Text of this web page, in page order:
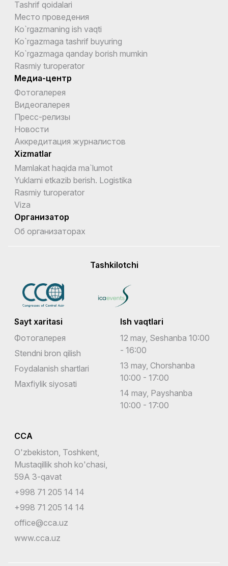
Tashrif qoidalari
Место проведения
Ko`rgazmaning ish vaqti
Ko`rgazmaga tashrif buyuring
Ko`rgazmaga qanday borish mumkin
Rasmiy turoperator
Медиа-центр
Фотогалерея
Видеогалерея
Пресс-релизы
Новости
Аккредитация журналистов
Xizmatlar
Mamlakat haqida ma`lumot
Yuklarni etkazib berish. Logistika
Rasmiy turoperator
Viza
Организатор
Об организаторах
Tashkilotchi
Sayt xaritasi
Фотогалерея
Stendni bron qilish
Foydalanish shartlari
Maxfiylik siyosati
Ish vaqtlari
12 may, Seshanba 10:00
- 16:00
13 may, Chorshanba
10:00 - 17:00
14 may, Payshanba
10:00 - 17:00
CCA
O'zbekiston, Toshkent,
Mustaqillik shoh ko'chasi,
59A 3-qavat
+998 71 205 14 14
+998 71 205 14 14
office@cca.uz
www.cca.uz